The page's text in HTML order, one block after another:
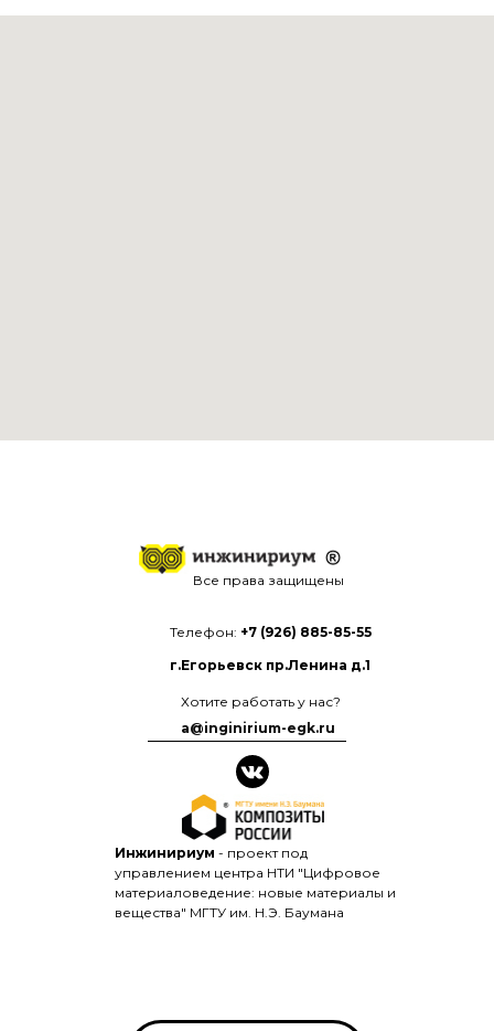
Все права защищены
Инжинириум - проект под
управлением центра НТИ "Цифровое
материаловедение: новые материалы и
вещества" МГТУ им. Н.Э. Баумана
Телефон: +7 (926) 885-85-55
г.Егорьевск пр.Ленина д.1
Хотите работать у нас?
a@inginirium-egk.ru